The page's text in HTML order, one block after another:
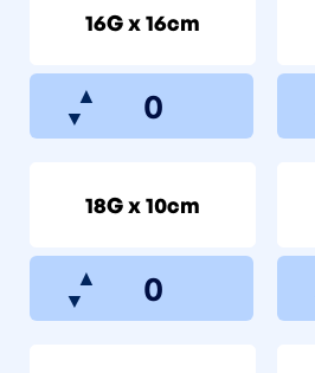
16G x 16cm
▲
▼
18G x 10cm
▲
▼